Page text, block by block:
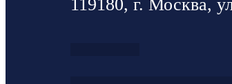
119180, г. Москва,